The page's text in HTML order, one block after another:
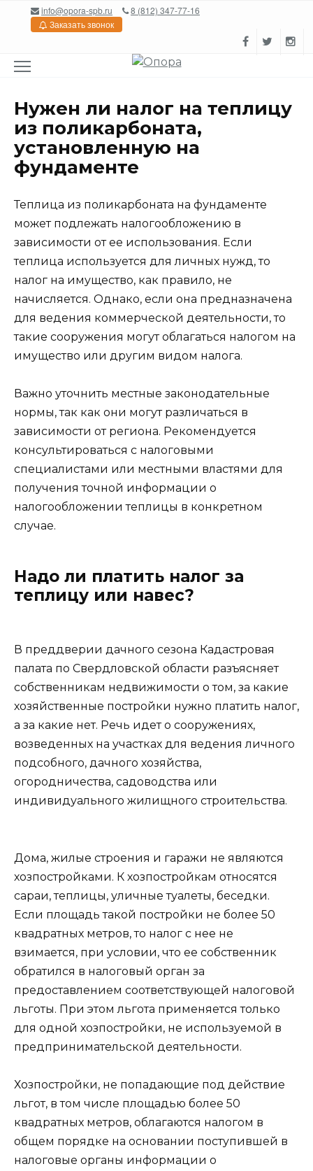
Перейтиinfo@opora-spb.ru
8 (812) 347-77-16
Заказать звонок
Нужен ли налог на теплицу
из поликарбоната,
установленную на
фундаменте
Теплица из поликарбоната на фундаменте
может подлежать налогообложению в
зависимости от ее использования. Если
теплица используется для личных нужд, то
налог на имущество, как правило, не
начисляется. Однако, если она предназначена
для ведения коммерческой деятельности, то
такие сооружения могут облагаться налогом на
имущество или другим видом налога.
Важно уточнить местные законодательные
нормы, так как они могут различаться в
зависимости от региона. Рекомендуется
консультироваться с налоговыми
специалистами или местными властями для
получения точной информации о
налогообложении теплицы в конкретном
случае.
Надо ли платить налог за
теплицу или навес?
В преддверии дачного сезона Кадастровая
палата по Свердловской области разъясняет
собственникам недвижимости о том, за какие
хозяйственные постройки нужно платить налог,
а за какие нет. Речь идет о сооружениях,
возведенных на участках для ведения личного
подсобного, дачного хозяйства,
огородничества, садоводства или
индивидуального жилищного строительства.
Дома, жилые строения и гаражи не являются
хозпостройками. К хозпостройкам относятся
сараи, теплицы, уличные туалеты, беседки.
Если площадь такой постройки не более 50
квадратных метров, то налог с нее не
взимается, при условии, что ее собственник
обратился в налоговый орган за
предоставлением соответствующей налоговой
льготы. При этом льгота применяется только
для одной хозпостройки, не используемой в
предпринимательской деятельности.
Хозпостройки, не попадающие под действие
льгот, в том числе площадью более 50
квадратных метров, облагаются налогом в
общем порядке на основании поступившей в
налоговые органы информации о